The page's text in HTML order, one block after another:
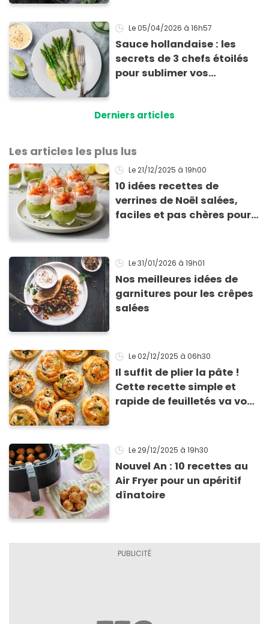
Le 05/04/2026 à 16h57
Sauce hollandaise : les
secrets de 3 chefs étoilés
pour sublimer vos
Derniers articles
Les articles les plus lus
Le 21/12/2025 à 19h00
10 idées recettes de
verrines de Noël salées,
faciles et pas chères pour
Le 31/01/2026 à 19h01
Nos meilleures idées de
garnitures pour les crêpes
salées
Le 02/12/2025 à 06h30
Il suffit de plier la pâte !
Cette recette simple et
rapide de feuilletés va vous
Le 29/12/2025 à 19h30
Nouvel An : 10 recettes au
Air Fryer pour un apéritif
dînatoire